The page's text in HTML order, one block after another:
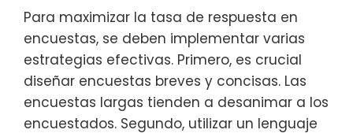
Para maximizar la tasa de respuesta en
encuestas, se deben implementar varias
estrategias efectivas. Primero, es crucial
diseñar encuestas breves y concisas. Las
encuestas largas tienden a desanimar a los
encuestados. Segundo, utilizar un lenguaje